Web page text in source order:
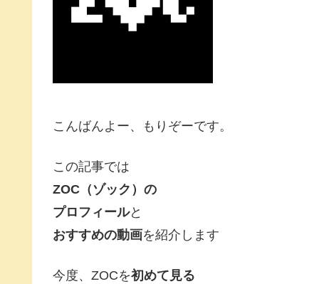
こんばんよー、もりぞーです。
この記事では
ZOC（ゾック）の
プロフィールと
おすすめの動画を紹介します
今度、ZOCを初めて見る